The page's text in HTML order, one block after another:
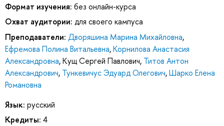
Формат изучения: без онлайн-курса
Охват аудитории: для своего кампуса
Преподаватели: Дворяшина Марина Михайловна,
Ефремова Полина Витальевна,Корнилова Анастасия
Александровна,Кущ Сергей Павлович, Титов Антон
Александрович, Тункевичус Эдуард Олегович,Шарко Елена
Романовна
Язык: русский
Кредиты: 4